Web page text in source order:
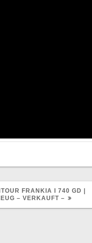
FRANKIA I 740 GD |
– VERKAUFT –